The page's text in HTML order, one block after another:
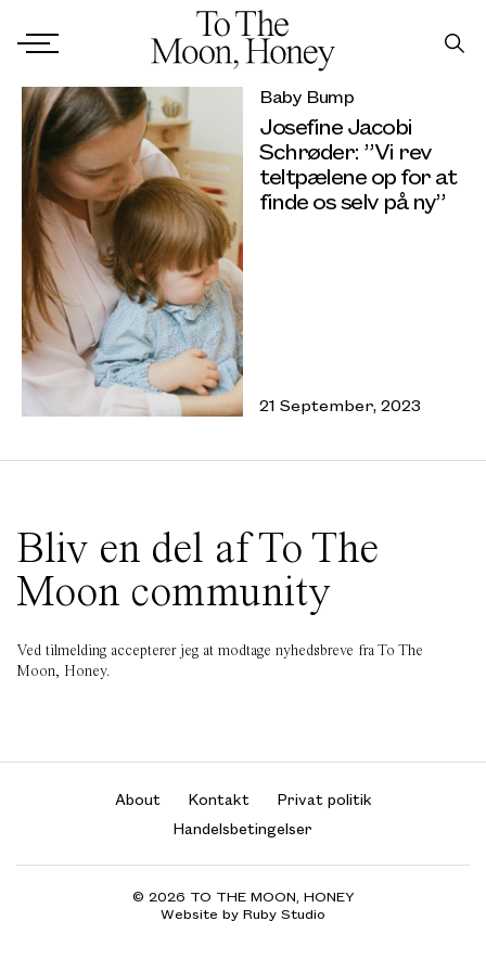
Baby Bump
Josefine Jacobi
Schrøder: ”Vi rev
teltpælene op for at
finde os selv på ny”
21 September, 2023
Bliv en del af To The
Moon community
Ved tilmelding accepterer jeg at modtage nyhedsbreve fra To The
Moon, Honey.
About Kontakt
Privat politik
Handelsbetingelser
© 2026 TO THE MOON, HONEY
Website by Ruby Studio